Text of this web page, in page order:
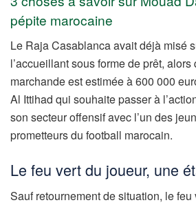
pépite marocaine
Le Raja Casablanca avait déjà misé
l’accueillant sous forme de prêt,
marchande est estimée à 600 000
Al Ittihad qui souhaite passer à
son secteur offensif avec l’un des
prometteurs du football marocain.
Le feu vert du joueur, une
Sauf retournement de situation, le feu